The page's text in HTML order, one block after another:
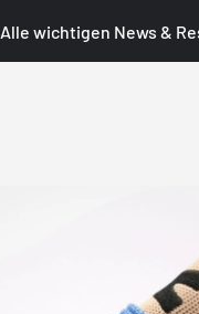
Alle wichtigen News &